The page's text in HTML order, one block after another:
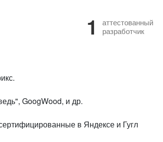
1
аттестованный
разработчик
GoogWood, и др.
в Яндексе и Гугл